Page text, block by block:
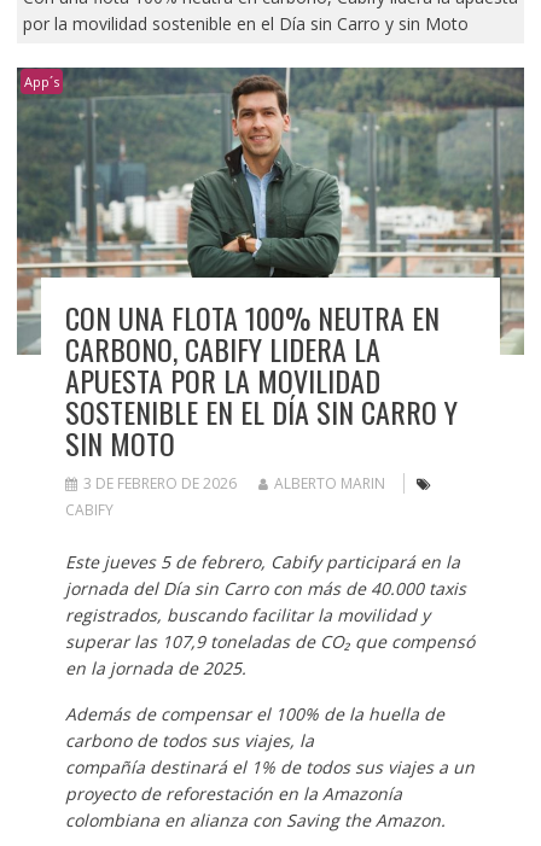
por la movilidad sostenible en el Día sin Carro y sin Moto
App´s
CON UNA FLOTA 100% NEUTRA EN
CARBONO, CABIFY LIDERA LA
APUESTA POR LA MOVILIDAD
SOSTENIBLE EN EL DÍA SIN CARRO Y
SIN MOTO
3 DE FEBRERO DE 2026
ALBERTO MARIN
CABIFY
Este jueves 5 de febrero, Cabify participará en la
jornada del Día sin Carro con más de 40.000 taxis
registrados, buscando facilitarla movilidad y
superar las 107,9 toneladas de CO₂ que compensó
en la jornada de 2025.
Además de compensar el 100% de la huella de
carbono de todos sus viajes, la
compañía destinará el 1% de todos sus viajes a un
proyecto de reforestación en la Amazonía
colombiana en alianza con Saving the Amazon.